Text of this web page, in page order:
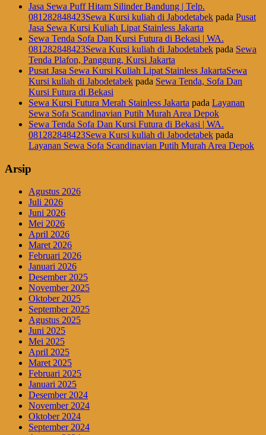
Jasa Sewa Puff Hitam Silinder Bandung | Telp.
081282848423Sewa Kursi kuliah di Jabodetabek pada Pusat
Jasa Sewa Kursi Kuliah Lipat Stainless Jakarta
Sewa Tenda Sofa Dan Kursi Futura di Bekasi | WA.
081282848423Sewa Kursi kuliah di Jabodetabek pada Sewa
Tenda Plafon, Panggung, Kursi Jakarta
Pusat Jasa Sewa Kursi Kuliah Lipat Stainless JakartaSewa
Kursi kuliah di Jabodetabek pada Sewa Tenda, Sofa Dan
Kursi Futura di Bekasi
Sewa Kursi Futura Merah Stainless Jakarta pada Layanan
Sewa Sofa Scandinavian Putih Murah Area Depok
Sewa Tenda Sofa Dan Kursi Futura di Bekasi | WA.
081282848423Sewa Kursi kuliah di Jabodetabek pada
Layanan Sewa Sofa Scandinavian Putih Murah Area Depok
Arsip
Agustus 2026
Juli 2026
Juni 2026
Mei 2026
April 2026
Maret 2026
Februari 2026
Januari 2026
Desember 2025
November 2025
Oktober 2025
September 2025
Agustus 2025
Juni 2025
Mei 2025
April 2025
Maret 2025
Februari 2025
Januari 2025
Desember 2024
November 2024
Oktober 2024
September 2024